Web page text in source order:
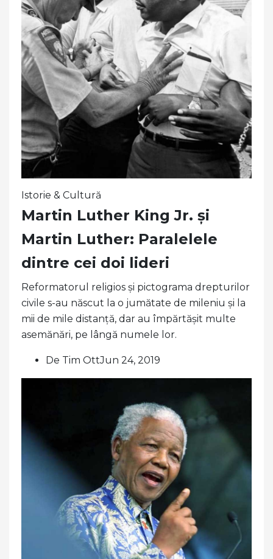
Istorie & Cultură
Martin Luther King Jr. și
Martin Luther: Paralelele
dintre cei doi lideri
Reformatorul religios și pictograma drepturilor
civile s-au născut la o jumătate de mileniu și la
mii de mile distanță, dar au împărtășit multe
asemănări, pe lângă numele lor.
De Tim OttJun 24, 2019